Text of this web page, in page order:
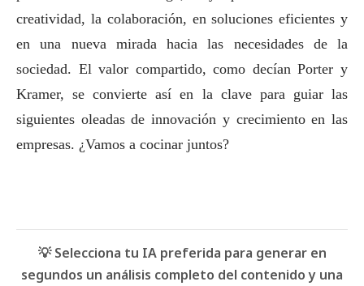
creatividad, la colaboración, en soluciones eficientes y
en una nueva mirada hacia las necesidades de la
sociedad. El valor compartido, como decían Porter y
Kramer, se convierte así en la clave para guiar las
siguientes oleadas de innovación y crecimiento en las
empresas. ¿Vamos a cocinar juntos?
💡 Selecciona tu IA preferida para generar en
segundos un análisis completo del contenido y una